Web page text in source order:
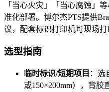
「当心火灾」「当心腐蚀」
准化部署。博尔杰PTS提供
议，配套标识打印机可现场打
选型指南
临时标识/短期项目 ：选
或150×200mm），背